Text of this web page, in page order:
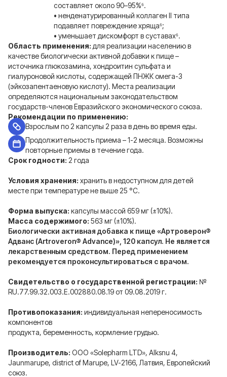
составляет около 90–95%⁶.
• ненденатурированный коллаген II типа
подавляет повреждение хряща⁶;
• уменьшает дискомфорт в суставах⁶.
Область применения: для реализации населению в
качестве биологически активной добавки к пище –
источника глюкозамина, хондроитин сульфата и
гиалуроновой кислоты, содержащей ПНЖК омега-3
(эйкозапентаеновую кислоту). Места реализации
определяются национальным законодательством
государств-членов Евразийского экономического союза.
Рекомендации по применению:
Взрослым по 2 капсулы 2 раза в день во время еды.
Продолжительность приема – 1-2 месяца. Возможны
повторные приемы в течение года.
Срок годности: 2 года
Условия хранения: xранить в недоступном для детей
месте при температуре не выше 25 °С.
Форма выпуска: капсулы массой 659 мг (±10%).
Масса содержимого: 563 мг (±10%).
Биологически активная добавка к пище «Артроверон®
Адванс (Artroveron® Advance)», 120 капсул. Не является
лекарственным средством. Перед применением
рекомендуется проконсультироваться с врачом.
Свидетельство о государственной регистрации: №
RU.77.99.32.003.E.002880.08.19 от 09.08.2019 г.
Противопоказания: индивидуальная непереносимость
компонентов
продукта, беременность, кормление грудью.
Производитель: ООО «Solepharm LTD», Alksnu 4,
Jaunmarupe, district of Marupe, LV-2166, Латвия, Европейский
союз.